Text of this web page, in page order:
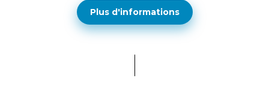
Plus d'informations